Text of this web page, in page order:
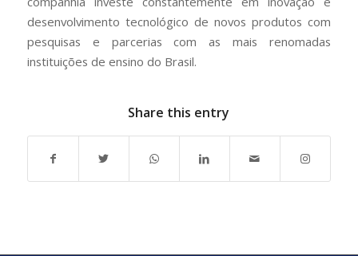
desenvolvimento tecnológico de novos produtos com
pesquisas e parcerias com as mais renomadas
instituições de ensino do Brasil.
Share this entry